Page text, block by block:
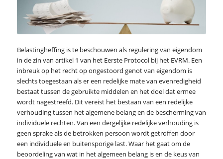
Belastingheffing is te beschouwen als regulering van eigendom
in de zin van artikel 1 van het Eerste Protocol bij het EVRM. Een
inbreuk op het recht op ongestoord genot van eigendom is
slechts toegestaan als er een redelijke mate van evenredigheid
bestaat tussen de gebruikte middelen en het doel dat ermee
wordt nagestreefd. Dit vereist het bestaan van een redelijke
verhouding tussen het algemene belang en de bescherming van
individuele rechten. Van een dergelijke redelijke verhouding is
geen sprake als de betrokken persoon wordt getroffen door
een individuele en buitensporige last. Waar het gaat om de
beoordeling van wat in het algemeen belang is en de keus van